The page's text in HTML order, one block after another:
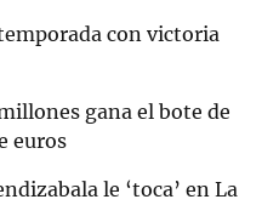
con victoria
gana el bote de
euros
le ‘toca’ en La